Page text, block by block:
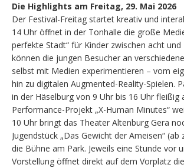
Die Highlights am Freitag, 29. Mai 2026
Der Festival-Freitag startet kreativ und
14 Uhr öffnet in der Tonhalle die große
perfekte Stadt“ für Kinder zwischen acht und
können die jungen Besucher an
selbst mit Medien experimentieren – vom
hin zu digitalen Augmented-Reality-Spielen.
in der Häselburg von 9 Uhr bis 16 Uhr fleißig
Performance-Projekt „X-Human Minutes“
10 Uhr bringt das Theater Altenburg Gera
Jugendstück „Das Gewicht der Ameisen“
die Bühne am Park. Jeweils eine Stunde vor
Vorstellung öffnet direkt auf dem Vorplatz